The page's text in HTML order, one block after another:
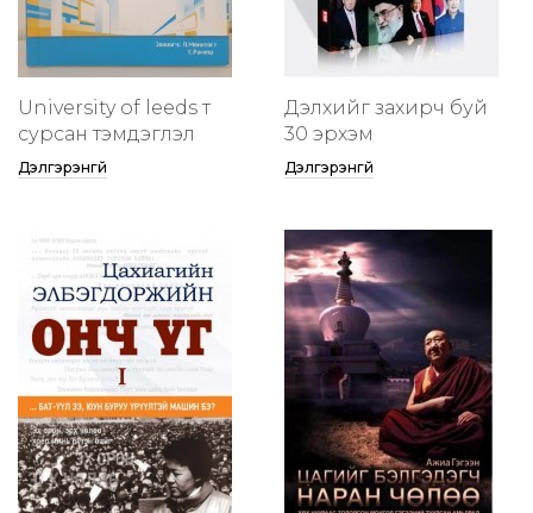
University of leeds т
сурсан тэмдэглэл
Дэлгэрэнгүй
Дэлхийг захирч буй
30 эрхэм
Дэлгэрэнгүй